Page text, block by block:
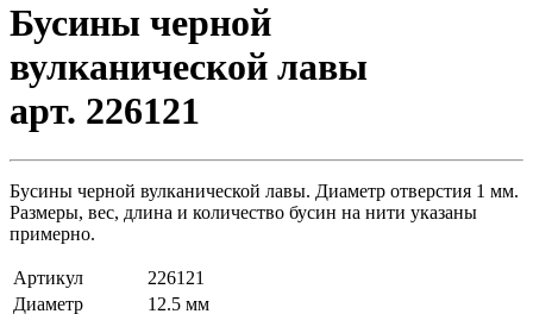
Бусины черной
вулканической лавы
арт. 226121
Бусины черной вулканической лавы. Диаметр отверстия 1 мм.
Размеры, вес, длина и количество бусин на нити указаны
примерно.
Артикул
226121
Диаметр
12.5 мм